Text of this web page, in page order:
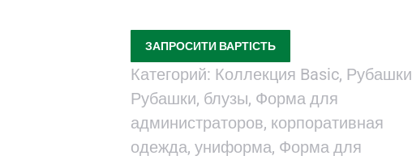
ЗАПРОСИТИ ВАРТІСТЬ
Категорий: Коллекция Basic, Рубашки
Рубашки, блузы, Форма для
администраторов, корпоративная
одежда, униформа, Форма для